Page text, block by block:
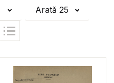
Arată 25